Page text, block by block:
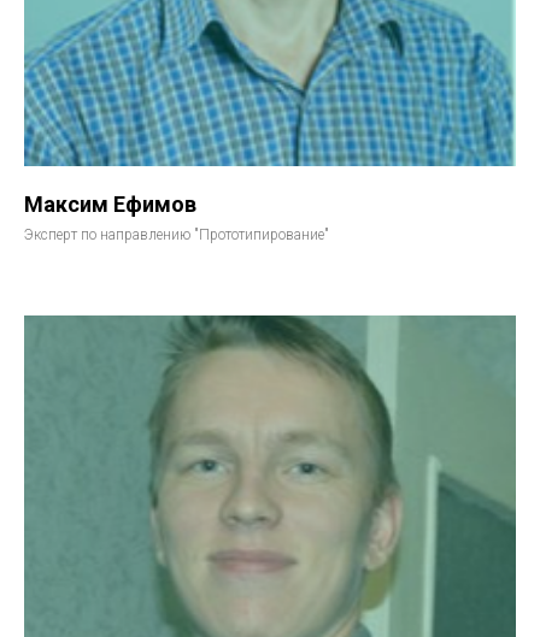
Максим Ефимов
Эксперт по направлению "Прототипирование"